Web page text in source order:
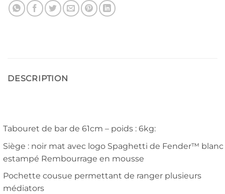
DESCRIPTION
Tabouret de bar de 61cm – poids : 6kg:
Siège : noir mat avec logo Spaghetti de Fender™ blanc
estampé Rembourrage en mousse
Pochette cousue permettant de ranger plusieurs
médiators